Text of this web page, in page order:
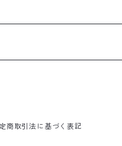
商取引法に基づく表記